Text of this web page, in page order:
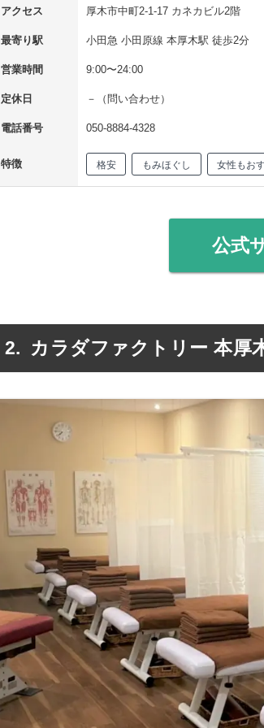
アクセス 厚木市中町2-1-17 カネカビル2階
最寄り駅 小田急 小田原線 本厚木駅 徒歩2分
営業時間 9:00〜24:00
定休日 －（問い合わせ）
電話番号 050-8884-4328
特徴 格安 もみほぐし 女性もお
公式
カラダファクトリー 本厚